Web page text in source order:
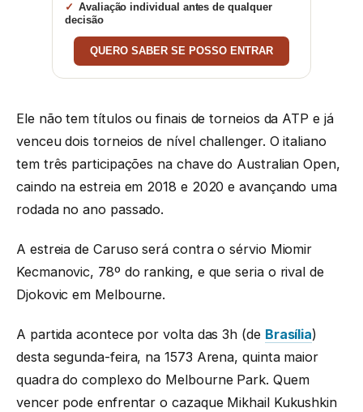
Avaliação individual antes de qualquer
decisão
QUERO SABER SE POSSO ENTRAR
Ele não tem títulos ou finais de torneios da ATP e já
venceu dois torneios de nível challenger. O italiano
tem três participações na chave do Australian Open,
caindo na estreia em 2018 e 2020 e avançando uma
rodada no ano passado.
A estreia de Caruso será contra o sérvio Miomir
Kecmanovic, 78º do ranking, e que seria o rival de
Djokovic em Melbourne.
A partida acontece por volta das 3h (de Brasília)
desta segunda-feira, na 1573 Arena, quinta maior
quadra do complexo do Melbourne Park. Quem
vencer pode enfrentar o cazaque Mikhail Kukushkin